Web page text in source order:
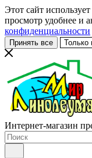
Этот сайт
просмотр удобнее и
конфиденциальности
Принять все Только
Интернет-магазин